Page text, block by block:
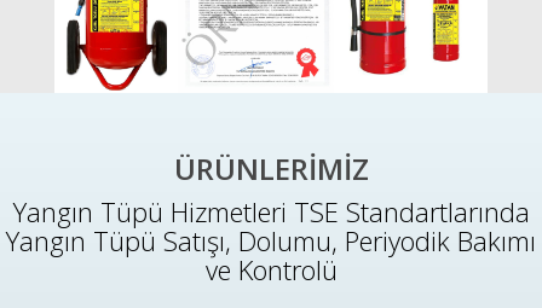
ÜRÜNLERİMİZ
Yangın Tüpü Hizmetleri TSE Standartlarında
Yangın Tüpü Satışı, Dolumu, Periyodik Bakımı
ve Kontrolü